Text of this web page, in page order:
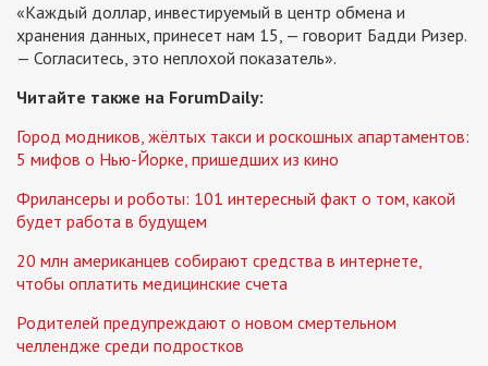
«Каждый доллар, инвестируемый в центр обмена и
хранения данных, принесет нам 15, — говорит Бадди Ризер.
— Согласитесь, это неплохой показатель».
Читайте также на ForumDaily:
Город модников, жёлтых такси и роскошных апартаментов:
5 мифов о Нью-Йорке, пришедших из кино
Фрилансеры и роботы: 101 интересный факт о том, какой
будет работа в будущем
20 млн американцев собирают средства в интернете,
чтобы оплатить медицинские счета
Родителей предупреждают о новом смертельном
челлендже среди подростков